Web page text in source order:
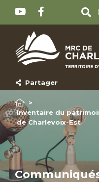
Partager
>
Inventaire du
de Charlevoix-Est